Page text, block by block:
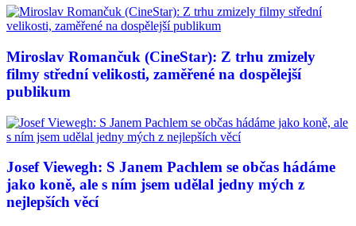
Miroslav Romančuk (CineStar): Z trhu zmizely
filmy střední velikosti, zaměřené na dospělejší
publikum
Josef Viewegh: S Janem Pachlem se občas hádáme
jako koně, ale s ním jsem udělal jedny mých z
nejlepších věcí